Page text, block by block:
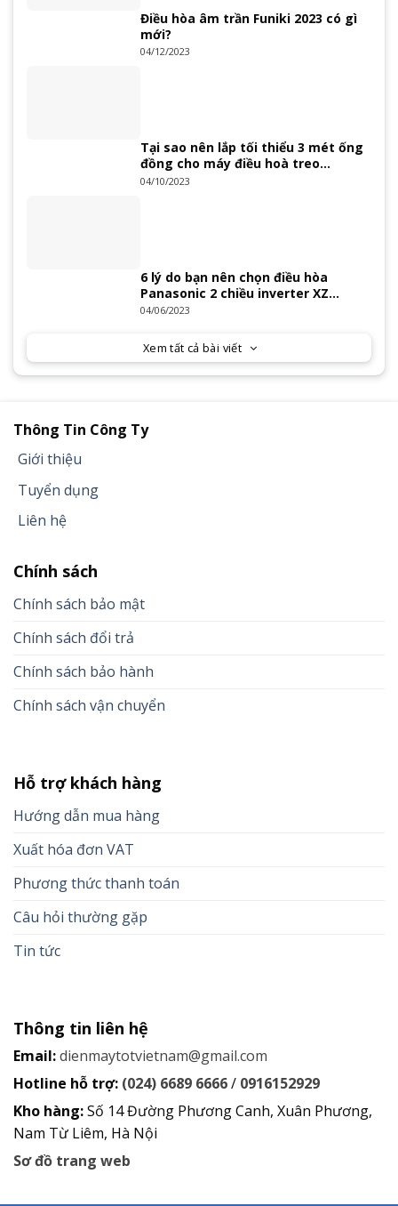
Điều hòa âm trần Funiki 2023 có gì
mới?
04/12/2023
Tại sao nên lắp tối thiểu 3 mét ống
đồng cho máy điều hoà treo
tường?
04/10/2023
6 lý do bạn nên chọn điều hòa
Panasonic 2 chiều inverter XZ
Series 2023
04/06/2023
Xem tất cả bài viết
Thông Tin Công Ty
Giới thiệu
Tuyển dụng
Liên hệ
Chính sách
Chính sách bảo mật
Chính sách đổi trả
Chính sách bảo hành
Chính sách vận chuyển
Hỗ trợ khách hàng
Hướng dẫn mua hàng
Xuất hóa đơn VAT
Phương thức thanh toán
Câu hỏi thường gặp
Tin tức
Thông tin liên hệ
Email:dienmaytotvietnam@gmail.com
Hotline hỗ trợ: (024) 6689 6666/ 0916152929
Kho hàng:Số 14 Đường Phương Canh, Xuân Phương,
Nam Từ Liêm, Hà Nội
Sơ đồ trang web